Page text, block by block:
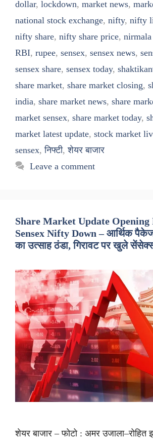
dollar, lockdown, market news,
national stock exchange, nifty, nifty
nifty share, nifty share price, nirmala
RBI, rupee, sensex, sensex news,
sensex share, sensex today,
share market, share market closing,
india, share market news, share
market sensex, share market today,
market latest update, stock market
sensex,निफ्टी,शेयर बाजार
Leave a comment
Share Market Update
Sensex Nifty Down – आर्थिक
का उत्साह ठंडा, गिरावट पर खुले
शेयर बाजार – फोटो : अमर